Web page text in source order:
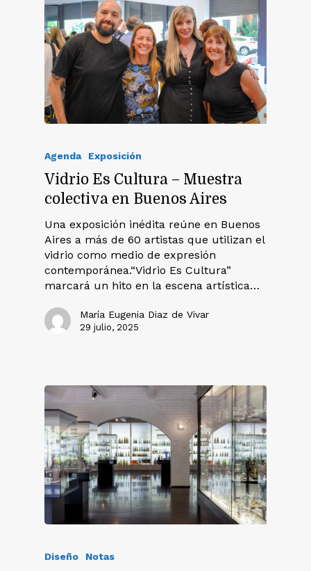
Agenda Exposición
Vidrio Es Cultura – Muestra
colectiva en Buenos Aires
Una exposición inédita reúne en Buenos
Aires a más de 60 artistas que utilizan el
vidrio como medio de expresión
contemporánea.“Vidrio Es Cultura”
marcará un hito en la escena artística…
María Eugenia Diaz de Vivar
29 julio, 2025
Diseño Notas